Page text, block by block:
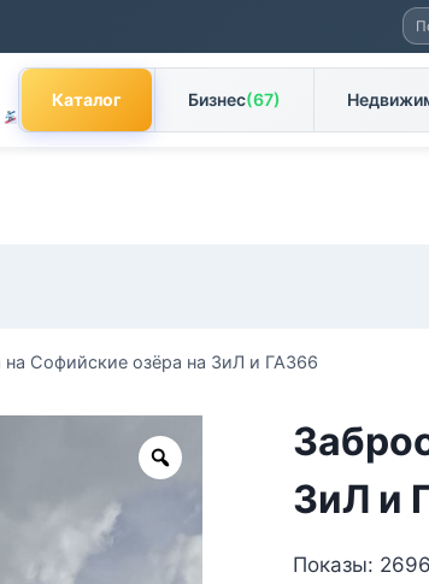
Каталог Бизнес(67)
на Софийские озёра на ЗиЛ и ГАЗ66
Zoom
ЗиЛ и
Показы: